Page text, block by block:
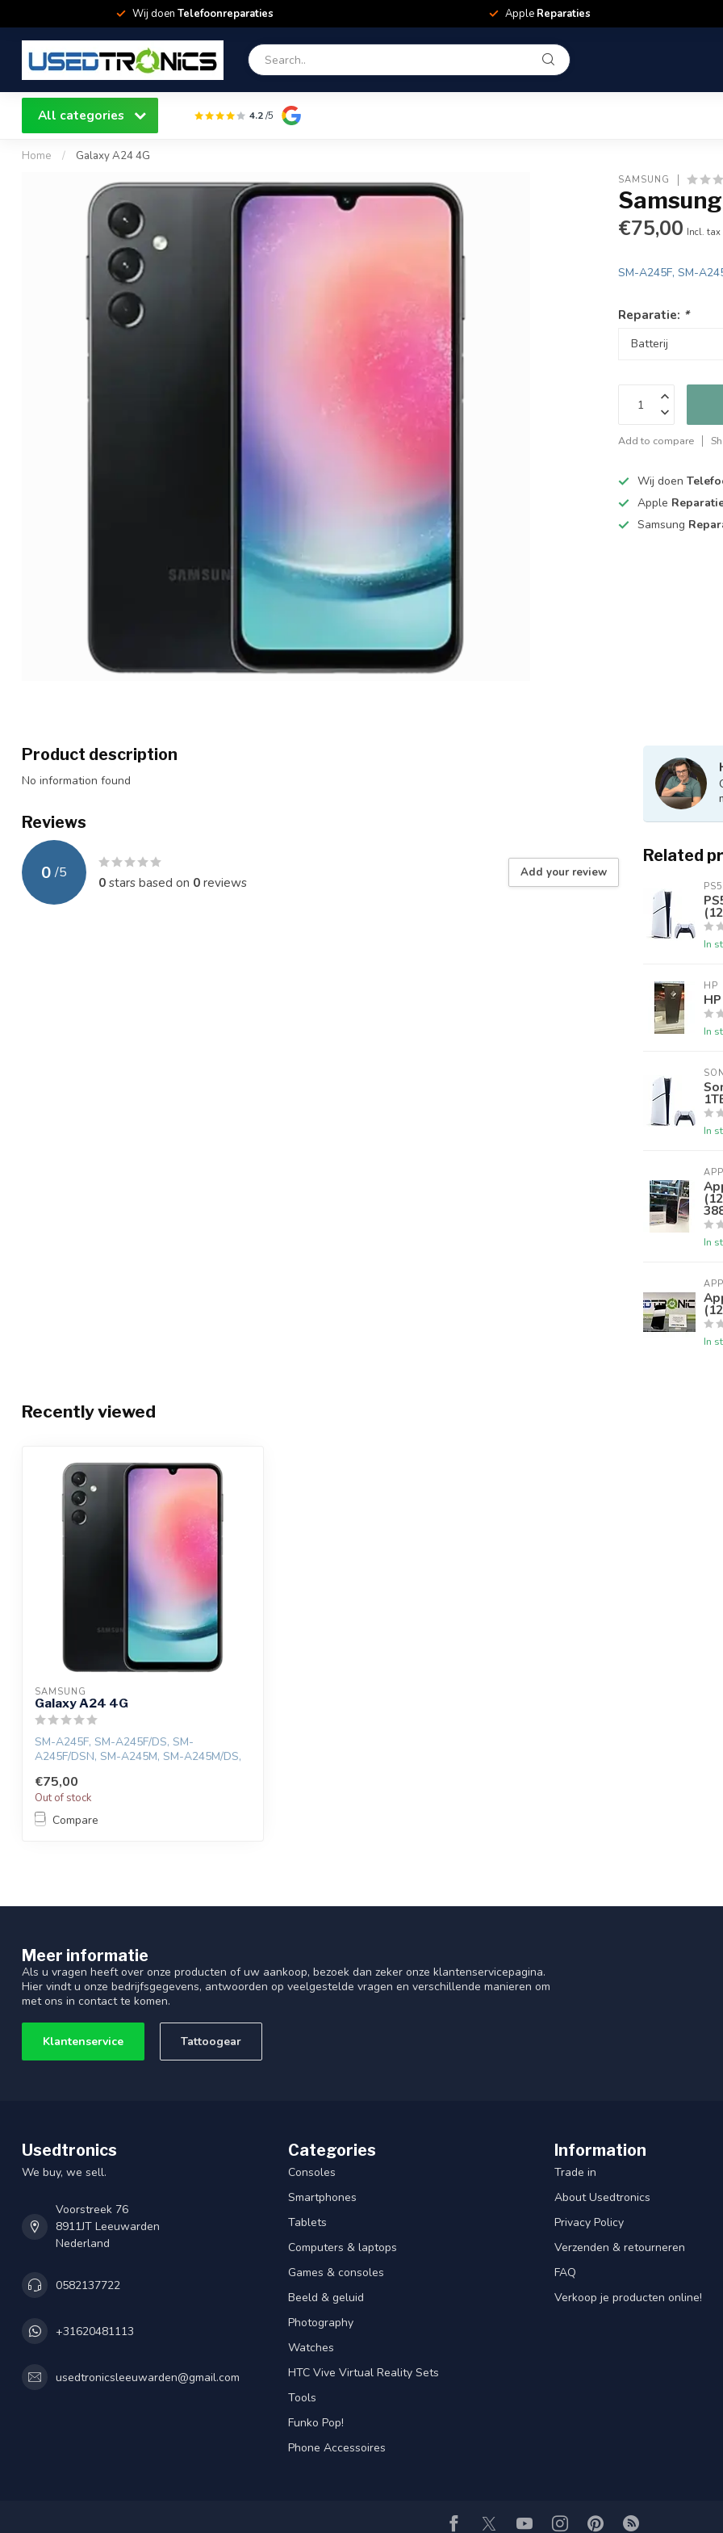
Wij doen Telefoonreparaties Apple Reparaties
All categories 4.2/5
Home / Galaxy A24 4G
SAMSUNG
€75,00 Incl. tax
SM-A245F, SM-
Reparatie: *
Add to compare
Wij doen
Apple
Samsung
Product description
No information found
Reviews
0 /5
0stars based on 0reviews
Add your review
Related
PS5
In
HP
In
In
In
In
Recently viewed
SAMSUNG
Galaxy A24 4G
SM-A245F, SM-A245F/DS, SM-
A245F/DSN, SM-A245M, SM-A245M/DS,
€75,00
Out of stock
Compare
Meer informatie
Als u vragen heeft over onze producten of uw aankoop, bezoek dan zeker onze klantenservicepagina.
Hier vindt u onze bedrijfsgegevens, antwoorden op veelgestelde vragen en verschillende manieren om
met ons in contact te komen.
Klantenservice Tattoogear
Usedtronics
We buy, we sell.
Voorstreek 76
8911JT Leeuwarden
Nederland
0582137722
+31620481113
usedtronicsleeuwarden@gmail.com
Categories
Consoles
Smartphones
Tablets
Computers & laptops
Games & consoles
Beeld & geluid
Photography
Watches
HTC Vive Virtual Reality Sets
Tools
Funko Pop!
Phone Accessoires
Information
Trade in
About Usedtronics
Privacy Policy
Verzenden & retourneren
FAQ
Verkoop je producten online!